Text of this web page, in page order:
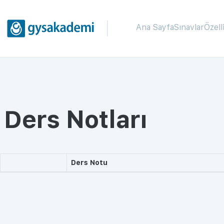
Ana SayfaSınavlar
Ders Notları
Ders Notu